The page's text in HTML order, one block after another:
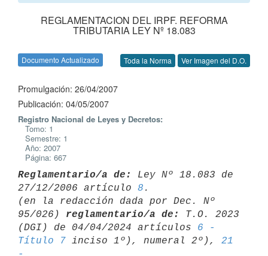
REGLAMENTACION DEL IRPF. REFORMA
TRIBUTARIA LEY Nº 18.083
Documento Actualizado Toda la Norma Ver Imagen del D.O.
Promulgación: 26/04/2007
Publicación: 04/05/2007
Registro Nacional de Leyes y Decretos:
Tomo: 1
Semestre: 1
Año: 2007
Página: 667
Reglamentario/a de:
Ley Nº 18.083 de
27/12/2006 artículo 8 .
(en la redacción dada por Dec. Nº
95/026) reglamentario/a de:
T.O. 2023
(DGI) de 04/04/2024 artículos 6 -
Título 7 inciso 1º), numeral 2º), 21